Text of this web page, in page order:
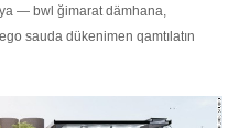
— bwl ğimarat dämhana,
sauda dükenimen qamtılatın